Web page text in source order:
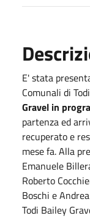
E' stata
Comunali di Todi
Gravel in
partenza ed
recuperato e
mese fa. Alla
Emanuele
Roberto
Boschi e
Todi Bailey